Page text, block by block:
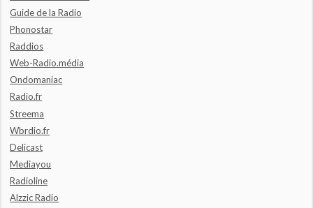
Guide de la Radio
Phonostar
Raddios
Web-Radio.média
Ondomaniac
Radio.fr
Streema
Wbrdio.fr
Delicast
Mediayou
Radioline
Alzzic Radio